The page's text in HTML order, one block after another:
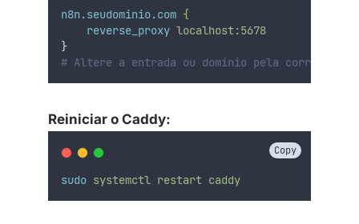
n8n.seudominio.com {
reverse_proxy localhost:5678
}
# Altere a entrada ou domínio pela correta de
Reiniciar o Caddy:
Copy
sudo systemctl restart caddy